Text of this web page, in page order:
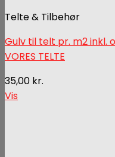
Telte & Tilbehør
Gulv til telt pr. m2 inkl.
VORES TELTE
35,00 kr.
Vis